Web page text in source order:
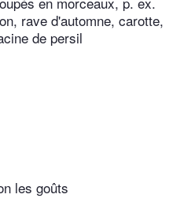
rave d'automne, carotte,
de persil
les goûts